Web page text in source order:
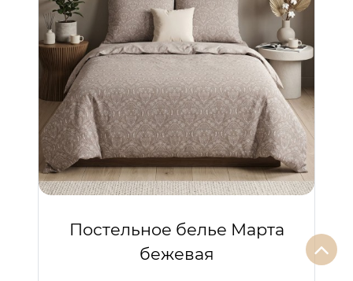
Постельное белье Марта
бежевая